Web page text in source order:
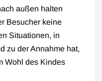
außen halten
Besucher keine
Situationen, in
zu der Annahme hat,
Wohl des Kindes